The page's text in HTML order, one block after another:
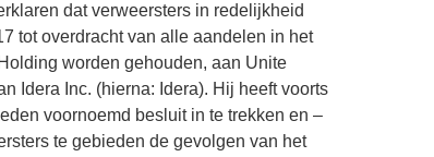
dat verweersters in redelijkheid
tot overdracht van alle aandelen in het
worden gehouden, aan Unite
Idera Inc. (hierna: Idera). Hij heeft voorts
voornoemd besluit in te trekken en –
te gebieden de gevolgen van het